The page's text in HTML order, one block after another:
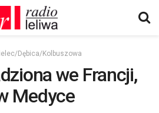
Dębica/Kolbuszowa
we Francji,
Medyce